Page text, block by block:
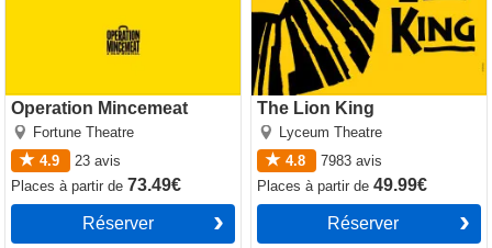
Operation Mincemeat
Fortune Theatre
4.9
23 avis
Placesà partir de 73.49€
Réserver
The Lion King
Lyceum Theatre
4.8
7983 avis
Placesà partir de49.99€
Réserver